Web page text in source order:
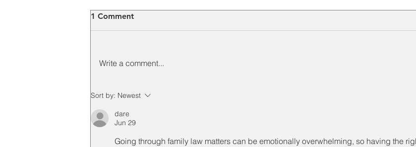
Distributor Hoist Crane
Manufaktur Mesin: Solusi
Material Handling yang
Tepat
1 Comment
Write a comment...
Sort by: Newest
dare
Jun 29
Going through family law matters can be emotionally overwhelming, so having the